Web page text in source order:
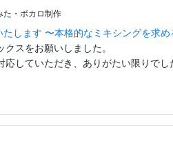
た・ボカロ制作
します 〜本格的なミキシングを求
スをお願いしました。
していただき、ありがたい限りでし